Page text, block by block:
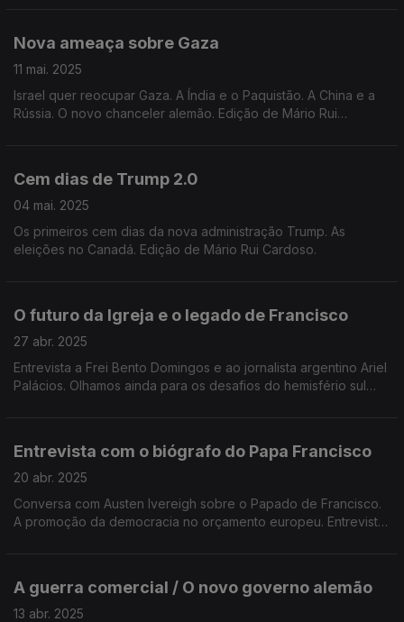
Nova ameaça sobre Gaza
11 mai. 2025
Israel quer reocupar Gaza. A Índia e o Paquistão. A China e a
Rússia. O novo chanceler alemão. Edição de Mário Rui
Cem dias de Trump 2.0
04 mai. 2025
Os primeiros cem dias da nova administração Trump. As
eleições no Canadá. Edição de Mário Rui Cardoso.
O futuro da Igreja e o legado de Francisco
27 abr. 2025
Entrevista a Frei Bento Domingos e ao jornalista argentino Ariel
Palácios. Olhamos ainda para os desafios do hemisfério sul
Entrevista com o biógrafo do Papa Francisco
20 abr. 2025
Conversa com Austen Ivereigh sobre o Papado de Francisco.
A promoção da democracia no orçamento europeu. Entrevista
A guerra comercial / O novo governo alemão
13 abr. 2025